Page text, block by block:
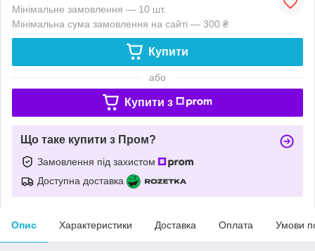
Мінімальне замовлення — 10 шт.
Мінімальна сума замовлення на сайті — 300 ₴
Купити
або
Купити з
Що таке купити з Пром?
Замовлення під захистом
Доступна доставка
Опис Характеристики Доставка Оплата Умови